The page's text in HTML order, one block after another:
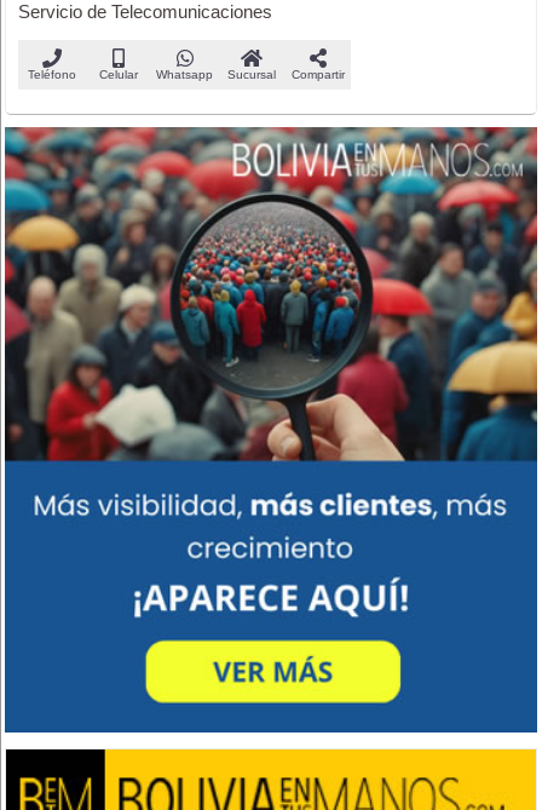
Servicio de Telecomunicaciones
Teléfono Celular Whatsapp Sucursal Compartir